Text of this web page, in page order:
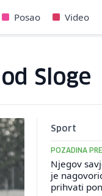
Posao Video
Sloge
Sport
POZADINA
Njegov
je
prihvati